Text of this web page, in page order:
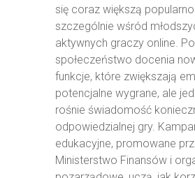
się coraz większą
szczególnie wśród
aktywnych graczy online.
społeczeństwo docenia
funkcje, które zwiększają
potencjalne wygrane, ale
rośnie świadomość
odpowiedzialnej gry.
edukacyjne, promowane
Ministerstwo Finansów i